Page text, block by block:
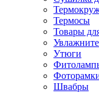
Термосы
Товары
Утюги
Швабры